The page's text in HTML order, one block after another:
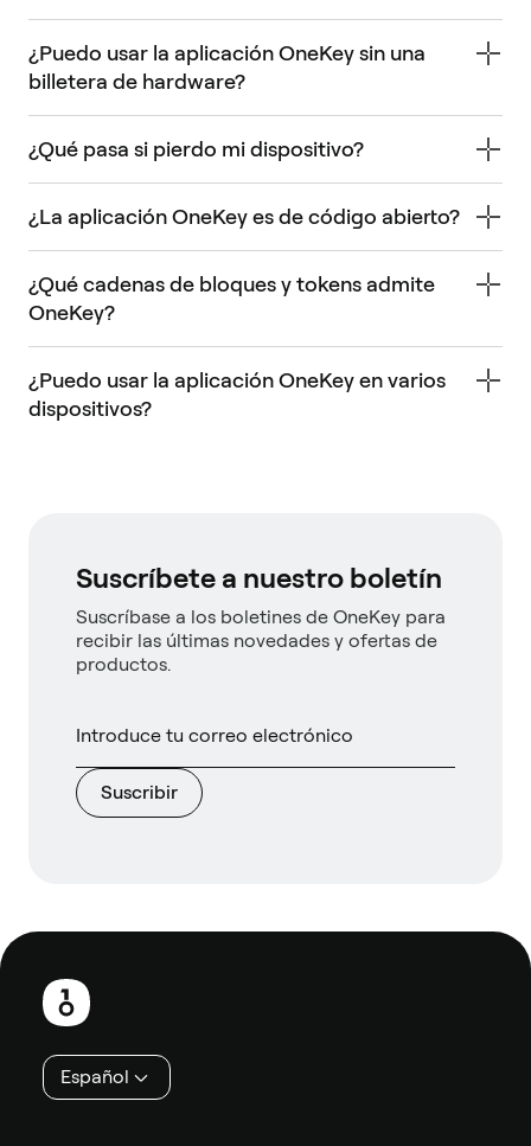
¿Puedo usar la aplicación OneKey sin una
billetera de hardware?
¿Qué pasa si pierdo mi dispositivo?
¿La aplicación OneKey es de código abierto?
¿Qué cadenas de bloques y tokens admite
OneKey?
¿Puedo usar la aplicación OneKey en varios
dispositivos?
Suscríbete a nuestro boletín
Suscríbase a los boletines de OneKey para
recibir las últimas novedades y ofertas de
productos.
Suscribir
Pie
página
Español